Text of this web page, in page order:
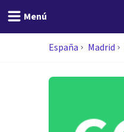
Menú
España Madrid